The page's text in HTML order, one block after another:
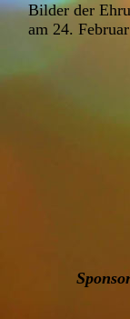
Bilder der
am 24.